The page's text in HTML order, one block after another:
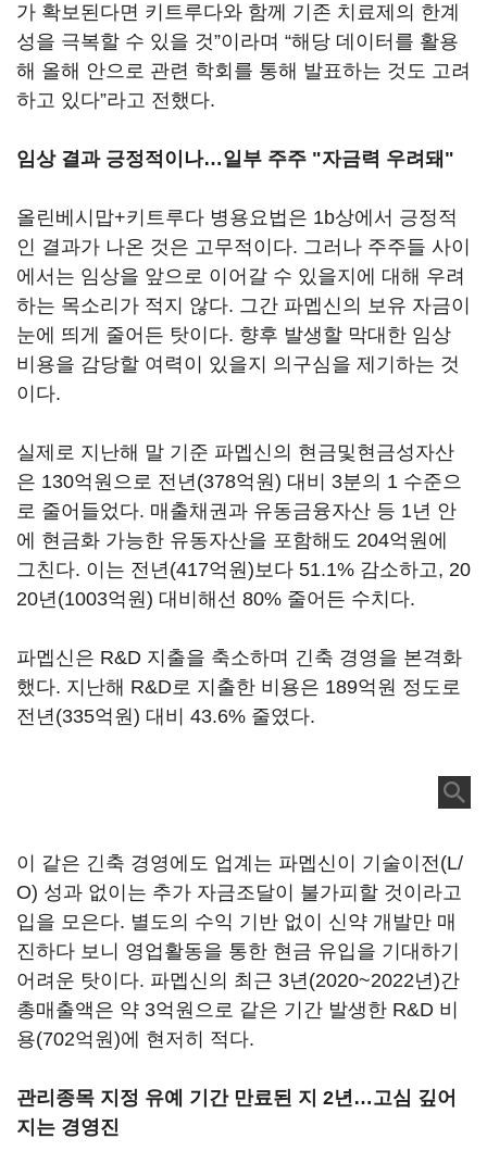
가 확보된다면 키트루다와 함께 기존 치료제의 한계
성을 극복할 수 있을 것”이라며 “해당 데이터를 활용
해 올해 안으로 관련 학회를 통해 발표하는 것도 고려
하고 있다”라고 전했다.
임상 결과 긍정적이나…일부 주주 "자금력 우려돼"
올린베시맙+키트루다 병용요법은 1b상에서 긍정적
인 결과가 나온 것은 고무적이다. 그러나 주주들 사이
에서는 임상을 앞으로 이어갈 수 있을지에 대해 우려
하는 목소리가 적지 않다. 그간 파멥신의 보유 자금이
눈에 띄게 줄어든 탓이다. 향후 발생할 막대한 임상
비용을 감당할 여력이 있을지 의구심을 제기하는 것
이다.
실제로 지난해 말 기준 파멥신의 현금및현금성자산
은 130억원으로 전년(378억원) 대비 3분의 1 수준으
로 줄어들었다. 매출채권과 유동금융자산 등 1년 안
에 현금화 가능한 유동자산을 포함해도 204억원에
그친다. 이는 전년(417억원)보다 51.1% 감소하고, 20
20년(1003억원) 대비해선 80% 줄어든 수치다.
파멥신은 R&D 지출을 축소하며 긴축 경영을 본격화
했다. 지난해 R&D로 지출한 비용은 189억원 정도로
전년(335억원) 대비 43.6% 줄였다.
이 같은 긴축 경영에도 업계는 파멥신이 기술이전(L/
O) 성과 없이는 추가 자금조달이 불가피할 것이라고
입을 모은다. 별도의 수익 기반 없이 신약 개발만 매
진하다 보니 영업활동을 통한 현금 유입을 기대하기
어려운 탓이다. 파멥신의 최근 3년(2020~2022년)간
총매출액은 약 3억원으로 같은 기간 발생한 R&D 비
용(702억원)에 현저히 적다.
관리종목 지정 유예 기간 만료된 지 2년…고심 깊어
지는 경영진